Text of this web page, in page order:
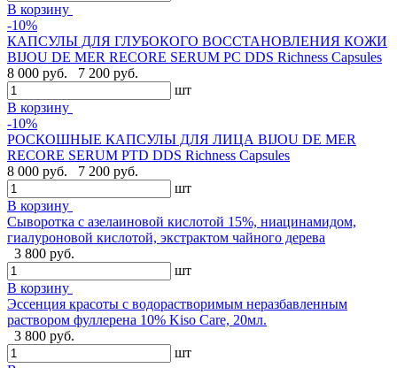
В корзину
-10%
КАПСУЛЫ ДЛЯ ГЛУБОКОГО ВОССТАНОВЛЕНИЯ КОЖИ
BIJOU DE MER RECORE SERUM PC DDS Richness Capsules
8 000 руб.
7 200 руб.
шт
В корзину
-10%
РОСКОШНЫЕ КАПСУЛЫ ДЛЯ ЛИЦА BIJOU DE MER
RECORE SERUM PTD DDS Richness Capsules
8 000 руб.
7 200 руб.
шт
В корзину
Сыворотка с азелаиновой кислотой 15%, ниацинамидом,
гиалуроновой кислотой, экстрактом чайного дерева
3 800 руб.
шт
В корзину
Эссенция красоты с водорастворимым неразбавленным
раствором фуллерена 10% Kiso Care, 20мл.
3 800 руб.
шт